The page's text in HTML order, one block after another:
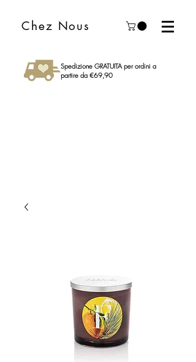
Chez Nous
Spedizione GRATUITA per ordini a
partire da €69,90